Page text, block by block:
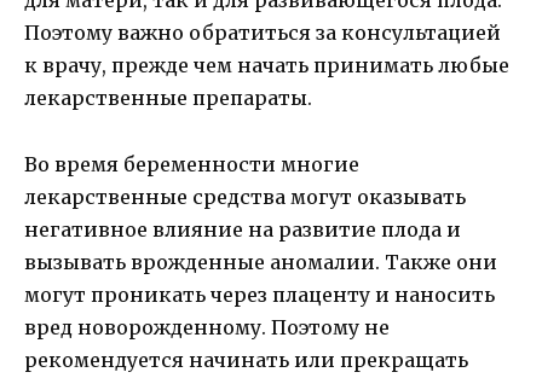
Поэтому важно обратиться за консультацией
к врачу, прежде чем начать принимать любые
лекарственные препараты.
Во время беременности многие
лекарственные средства могут оказывать
негативное влияние на развитие плода и
вызывать врожденные аномалии. Также они
могут проникать через плаценту и наносить
вред новорожденному. Поэтому не
рекомендуется начинать или прекращать